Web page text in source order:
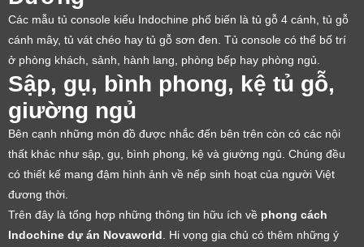
Các mẫu tủ console kiểu Indochine phổ biến là tủ gỗ 4 cánh, tủ gỗ
cánh mây, tủ vát chéo hay tủ gỗ sơn đen. Tủ console có thể bố trí
ở phòng khách, sảnh, hành lang, phòng bếp hay phòng ngủ.
Sập, gụ, bình phong, kệ tủ gỗ,
giường ngủ
Bên cạnh những món đồ được nhắc đến bên trên còn có các nội
thất khác như sập, gụ, bình phong, kệ và giường ngủ. Chúng đều
có thiết kế mang đậm hình ảnh về nếp sinh hoạt của người Việt
đương thời.
Trên đây là tổng hợp những thông tin hữu ích về phong cách
Indochine dự án Novaworld . Hi vọng gia chủ có thêm những ý